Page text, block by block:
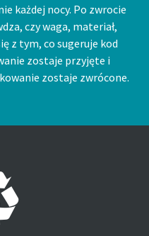
każdej nocy. Po zwrocie
czy waga, materiał,
z tym, co sugeruje kod
zostaje przyjęte i
zostaje zwrócone.